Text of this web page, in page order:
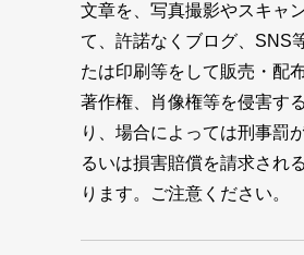
文章を、写真撮影やスキャ
て、許諾なくブログ、SNS
たは印刷等をして販売・配
著作権、肖像権等を侵害す
り、場合によっては刑事罰
るいは損害賠償を請求され
ります。ご注意ください。